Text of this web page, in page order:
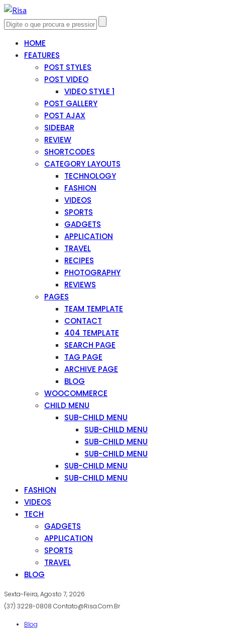
HOME
FEATURES
POST STYLES
POST VIDEO
VIDEO STYLE 1
POST GALLERY
POST AJAX
SIDEBAR
REVIEW
SHORTCODES
CATEGORY LAYOUTS
TECHNOLOGY
FASHION
VIDEOS
SPORTS
GADGETS
APPLICATION
TRAVEL
RECIPES
PHOTOGRAPHY
REVIEWS
PAGES
TEAM TEMPLATE
CONTACT
404 TEMPLATE
SEARCH PAGE
TAG PAGE
ARCHIVE PAGE
BLOG
WOOCOMMERCE
CHILD MENU
SUB-CHILD MENU
SUB-CHILD MENU
SUB-CHILD MENU
SUB-CHILD MENU
SUB-CHILD MENU
SUB-CHILD MENU
FASHION
VIDEOS
TECH
GADGETS
APPLICATION
SPORTS
TRAVEL
BLOG
Sexta-Feira, Agosto 7, 2026
(37) 3228-0808 Contato@risa.com.br
Blog